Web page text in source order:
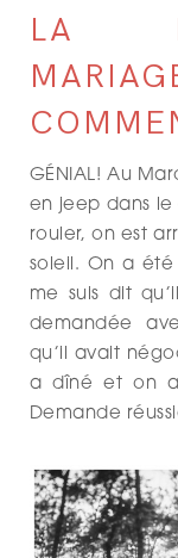
LA
GÉNIAL! Au
en jeep dans le
rouler, on est
soleil. On a
me suis dit
demandée
qu’il avait
a dîné et on
Demande